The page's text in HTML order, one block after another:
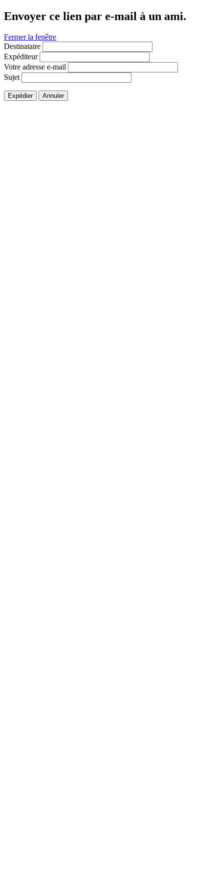
Envoyer ce lien par e-mail à un ami.
Fermer la fenêtre
Destinataire
Expéditeur
Votre adresse e-mail
Sujet
Expédier Annuler